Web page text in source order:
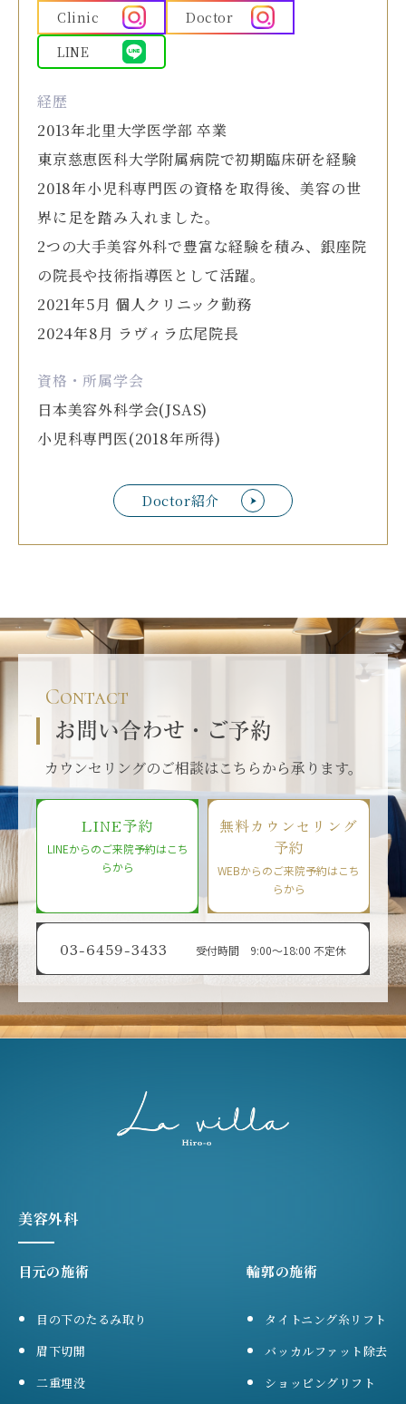
Doctor紹介
Clinic
Doctor
LINE
経歴
2013年北里大学医学部 卒業
東京慈恵医科大学附属病院で初期臨床研を経験
2018年小児科専門医の資格を取得後、美容の世
界に足を踏み入れました。
2つの大手美容外科で豊富な経験を積み、銀座院
の院長や技術指導医として活躍。
2021年5月 個人クリニック勤務
2024年8月 ラヴィラ広尾院長
資格・所属学会
日本美容外科学会(JSAS)
小児科専門医(2018年所得)
Contact
お問い合わせ・ご予約
カウンセリングのご相談はこちらから承ります。
LINE予約
LINEからのご来院予約はこち
らから
無料カウンセリング
予約
WEBからのご来院予約はこち
らから
03-6459-3433 受付時間 9:00〜18:00 不定休
美容外科
目元の施術
目の下のたるみ取り
眉下切開
二重埋没
輪郭の施術
タイトニング糸リフト
バッカルファット除去
ショッピングリフト